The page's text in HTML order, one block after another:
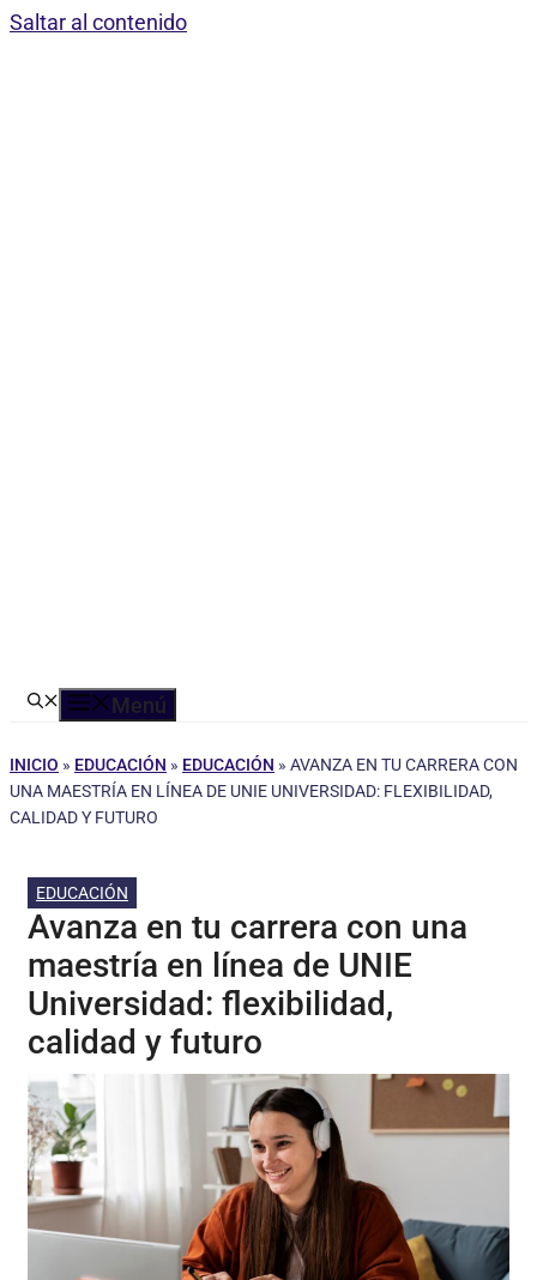
Saltar al contenido
Menú
INICIO » EDUCACIÓN » EDUCACIÓN » AVANZA EN TU CARRERA CON
UNA MAESTRÍA EN LÍNEA DE UNIE UNIVERSIDAD: FLEXIBILIDAD,
CALIDAD Y FUTURO
EDUCACIÓN
Avanza en tu carrera con una
maestría en línea de UNIE
Universidad: flexibilidad,
calidad y futuro